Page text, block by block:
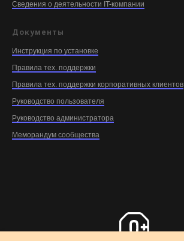
Сведения о деятельности IT-компании
Документы
Инструкция по установке
Правила тех. поддержки
Правила тех. поддержки корпоративных клиентов
Руководство пользователя
Руководство администратора
Меморандум cообщества